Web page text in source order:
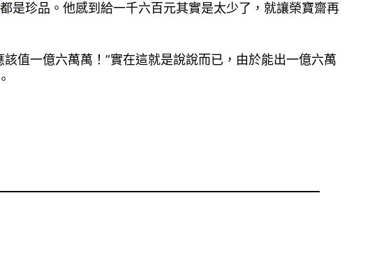
都是珍品。他感到給一千六百元其實是太少了，就讓榮寶齋再
值一億六萬萬！”實在這就是說說而已，由於能出一億六萬